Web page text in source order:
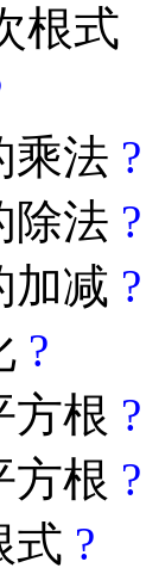
根式
乘法 ?
除法 ?
加减 ?
?
方根 ?
方根 ?
式 ?